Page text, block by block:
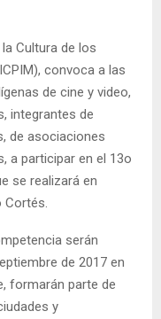
Cultura de los
convoca a las
de cine y video,
integrantes de
de asociaciones
a participar en el 13o
se realizará en
serán
de 2017 en
formarán parte de
y